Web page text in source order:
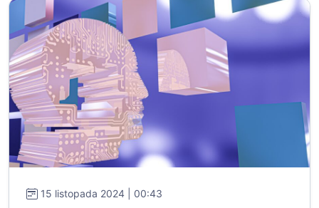
15 listopada 2024 | 00:43